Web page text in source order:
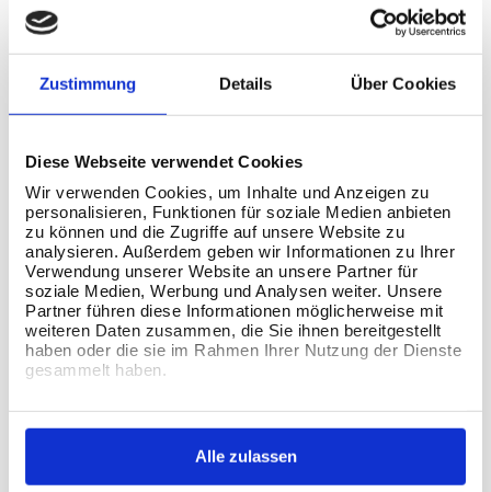
Zustimmung Details Über Cookies
Diese Webseite verwendet Cookies
Wir verwenden Cookies, um Inhalte und Anzeigen zu
personalisieren, Funktionen für soziale Medien anbieten
zu können und die Zugriffe auf unsere Website zu
analysieren. Außerdem geben wir Informationen zu Ihrer
Verwendung unserer Website an unsere Partner für
soziale Medien, Werbung und Analysen weiter. Unsere
Partner führen diese Informationen möglicherweise mit
weiteren Daten zusammen, die Sie ihnen bereitgestellt
haben oder die sie im Rahmen Ihrer Nutzung der Dienste
gesammelt haben.
Alle zulassen
empty.
The Information Lab Deutschland
Kaiser-Wilhelm-Straße 93
20355 Hamburg
Kontaktieren Sie uns
T: +49 40 2109 1818-0
E: info@theinformationlab.de